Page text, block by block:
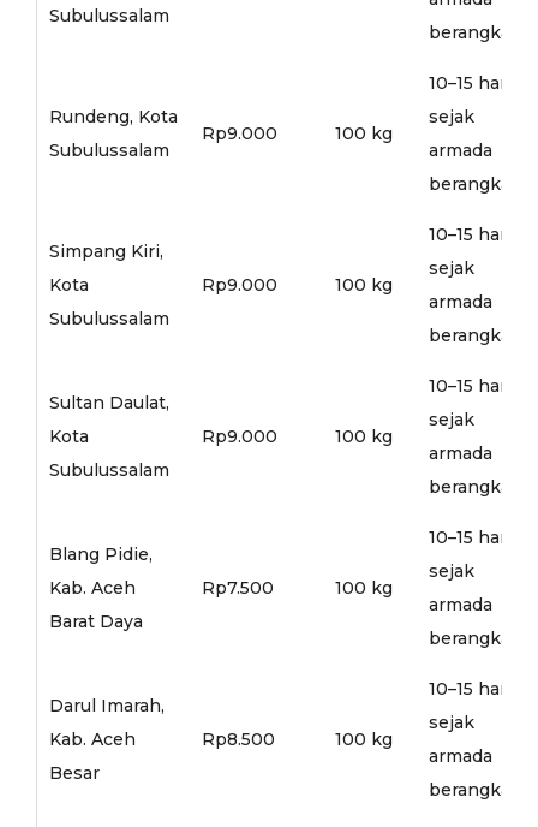
Subulussalam
berangkat
Rundeng, Kota
Subulussalam
Rp9.000 100 kg
10–15 hari
sejak
armada
berangkat
Simpang Kiri,
Kota
Subulussalam
Rp9.000 100 kg
10–15 hari
sejak
armada
berangkat
Sultan Daulat,
Kota
Subulussalam
Rp9.000 100 kg
10–15 hari
sejak
armada
berangkat
Blang Pidie,
Kab. Aceh
Barat Daya
Rp7.500 100 kg
10–15 hari
sejak
armada
berangkat
Darul Imarah,
Kab. Aceh
Besar
Rp8.500 100 kg
10–15 hari
sejak
armada
berangkat